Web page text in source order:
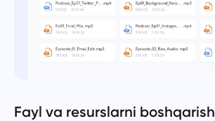
Fayl va resurslarni boshqarish